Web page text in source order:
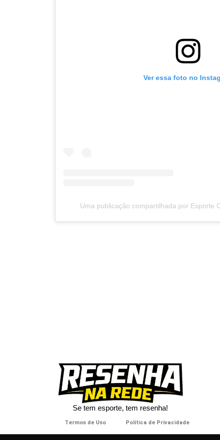
Ver essa foto no
Uma publicação compartilhada por Esporte
Se tem esporte, tem resenha!​
Termos de Uso Política de Privacidade